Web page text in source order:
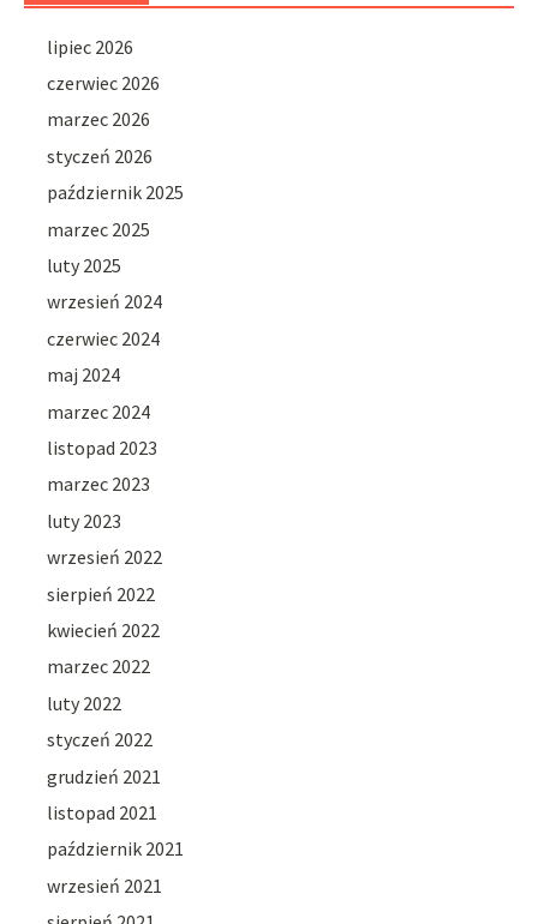
lipiec 2026
czerwiec 2026
marzec 2026
styczeń 2026
październik 2025
marzec 2025
luty 2025
wrzesień 2024
czerwiec 2024
maj 2024
marzec 2024
listopad 2023
marzec 2023
luty 2023
wrzesień 2022
sierpień 2022
kwiecień 2022
marzec 2022
luty 2022
styczeń 2022
grudzień 2021
listopad 2021
październik 2021
wrzesień 2021